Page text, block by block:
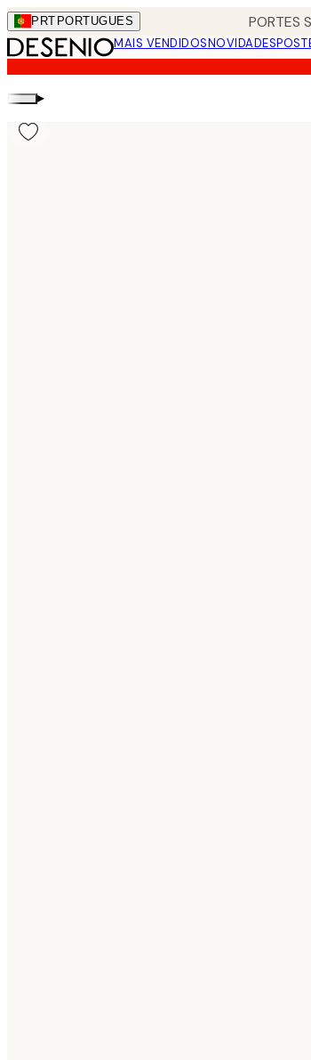
Skip
to
main
content.
PRT PORTUGUES PORTES
MAIS VENDIDOSNOVIDADES
▸